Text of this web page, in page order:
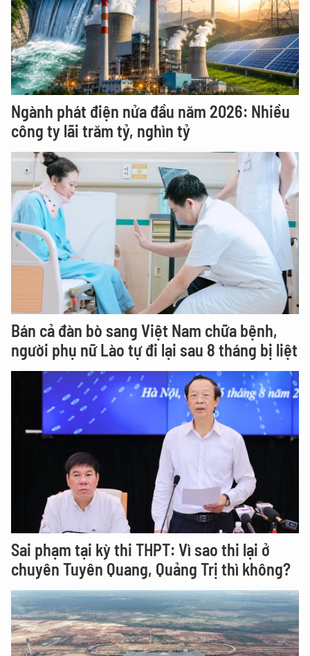
Ngành phát điện nửa đầu năm 2026: Nhiều
công ty lãi trăm tỷ, nghìn tỷ
Bán cả đàn bò sang Việt Nam chữa bệnh,
người phụ nữ Lào tự đi lại sau 8 tháng bị liệt
Sai phạm tại kỳ thi THPT: Vì sao thi lại ở
chuyên Tuyên Quang, Quảng Trị thì không?